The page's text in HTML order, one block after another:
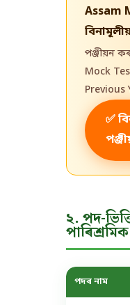
Assam
পঞ্জীয়ন
Mock
Previous
✅
২. পদ-
পাৰিশ্ৰমিক
পদৰ নাম